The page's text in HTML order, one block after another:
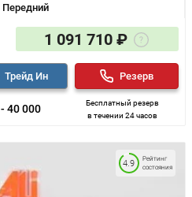
Передний
1 091 710 ₽
- 40 000
Трейд Ин
Бесплатный резерв
в течении 24 часов
Резерв
Рейтинг
состояния
4.9